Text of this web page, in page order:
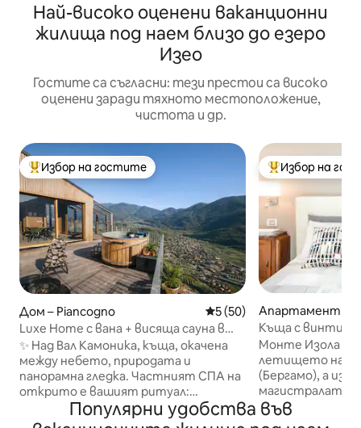
Най-високо оценени ваканционни
жилища под наем близо до езеро
Изео
Гостите са съгласни: тези престои са високо
оценени заради тяхното местоположение,
чистота и др.
Най-популярен избор на гостите
Избор на гостите
Дом – Piancogno Средна оценка: 5 от 5,
5 (50)
Luxe Home с вана + висяща сауна в
планината
✨ Над Вал Камоника, къща, окачена
между небето, природата и
панорамна гледка. Частният СПА на
открито е вашият ритуал:
финландска вана с температура 40°,
сауна на дърва и горещ душ под
Най-популярен
Избор на
Апартамент –
a
Къща с винтидж
езерото
Монте Изола е
летището на
(Бергамо), а
магистралата са: Палацоло,
или Бреша. С
Популярни удобства във